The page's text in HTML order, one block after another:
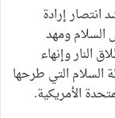
إرادة
ومهد
النار وإنهاء
السلام التي طرحها
الأمريكية.